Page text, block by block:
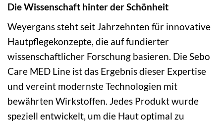
Die Wissenschaft hinter der Schönheit
Weyergans steht seit Jahrzehnten für innovative
Hautpflegekonzepte, die auf fundierter
wissenschaftlicher Forschung basieren. Die Sebo
Care MED Line ist das Ergebnis dieser Expertise
und vereint modernste Technologien mit
bewährten Wirkstoffen. Jedes Produkt wurde
speziell entwickelt, um die Haut optimal zu